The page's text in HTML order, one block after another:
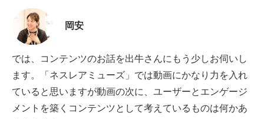
岡安
では、コンテンツのお話を出牛さんにもう少しお伺いし
ます。「ネスレアミューズ」では動画にかなり力を入れ
ていると思いますが動画の次に、ユーザーとエンゲージ
メントを築くコンテンツとして考えているものは何かあ